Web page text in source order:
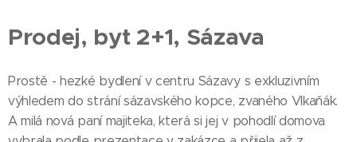
Prodej, byt 2+1, Sázava
Prostě - hezké bydlení v centru Sázavy s exkluzivním
výhledem do strání sázavského kopce, zvaného Vlkaňák.
A milá nová paní majiteka, která si jej v pohodlí domova